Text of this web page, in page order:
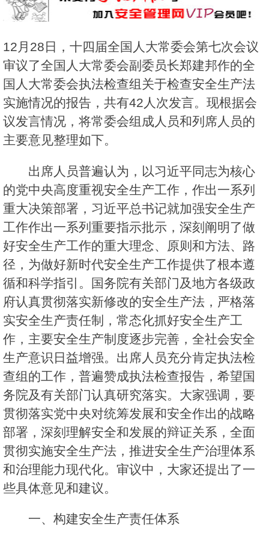
12月28日，十四届全国人大常委会第七次会议
审议了全国人大常委会副委员长郑建邦作的全
国人大常委会执法检查组关于检查安全生产法
实施情况的报告，共有42人次发言。现根据会
议发言情况，将常委会组成人员和列席人员的
主要意见整理如下。
出席人员普遍认为，以习近平同志为核心
的党中央高度重视安全生产工作，作出一系列
重大决策部署，习近平总书记就加强安全生产
工作作出一系列重要指示批示，深刻阐明了做
好安全生产工作的重大理念、原则和方法、路
径，为做好新时代安全生产工作提供了根本遵
循和科学指引。国务院有关部门及地方各级政
府认真贯彻落实新修改的安全生产法，严格落
实安全生产责任制，常态化抓好安全生产工
作，主要安全生产制度逐步完善，全社会安全
生产意识日益增强。出席人员充分肯定执法检
查组的工作，普遍赞成执法检查报告，希望国
务院及有关部门认真研究落实。大家强调，要
贯彻落实党中央对统筹发展和安全作出的战略
部署，深刻理解安全和发展的辩证关系，全面
贯彻实施安全生产法，推进安全生产治理体系
和治理能力现代化。审议中，大家还提出了一
些具体意见和建议。
一、构建安全生产责任体系